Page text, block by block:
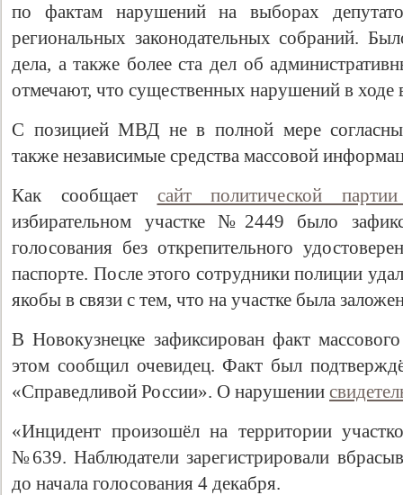
по фактам нарушений на выборах
региональных законодательных собраний.
дела, а также более ста дел об
отмечают, что существенных нарушений в ходе
С позицией МВД не в полной мере согласны
также независимые средства массовой
Как сообщает сайт политической
избирательном участке №2449 было
голосования без открепительного
паспорте. После этого сотрудники полиции
якобы в связи с тем, что на участке была
В Новокузнецке зафиксирован факт
этом сообщил очевидец. Факт был
«Справедливой России». О нарушении
«Инцидент произошёл на территории
№639. Наблюдатели зарегистрировали
до начала голосования 4 декабря.